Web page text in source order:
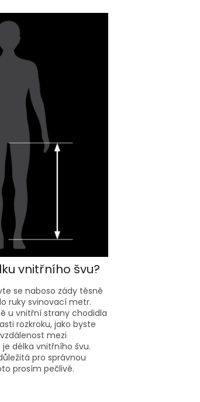
vnitřního švu?
se naboso zády těsně
ruky svinovací metr.
u vnitřní strany chodidla
rozkroku, jako byste
mezi
délka vnitřního švu.
pro správnou
prosím pečlivě.